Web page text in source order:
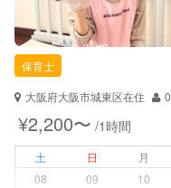
お子様の撮影
（定期特典）
対応可能/特徴
病児対応
保育士
大阪府大阪市城東区在住
¥2,200〜 /1時間
土 日 月
08
09 10